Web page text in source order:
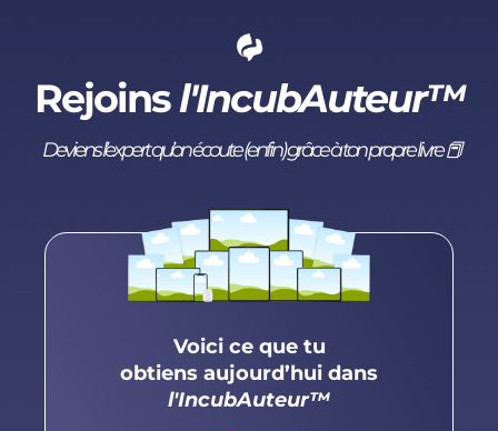
Rejoinsl'IncubAuteur™
Deviens l’expert qu’on écoute (enfin) grâce à ton propre livre 📕
Voici ce que tu
obtiens aujourd’hui dans
l'IncubAuteur™